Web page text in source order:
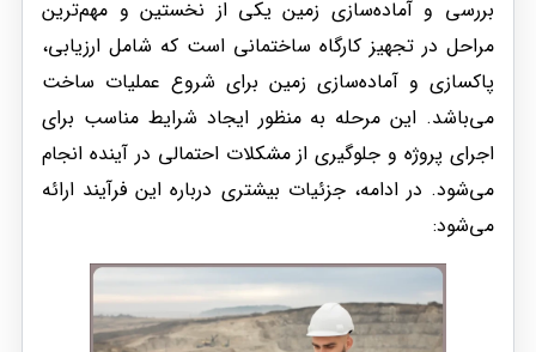
بررسی و آماده‌سازی زمین یکی از نخستین و مهم‌ترین
مراحل در تجهیز کارگاه ساختمانی است که شامل ارزیابی،
پاکسازی و آماده‌سازی زمین برای شروع عملیات ساخت‌
می‌باشد. این مرحله به منظور ایجاد شرایط مناسب برای
اجرای پروژه و جلوگیری از مشکلات احتمالی در آینده انجام
می‌شود. در ادامه، جزئیات بیشتری درباره این فرآیند ارائه
می‌شود: